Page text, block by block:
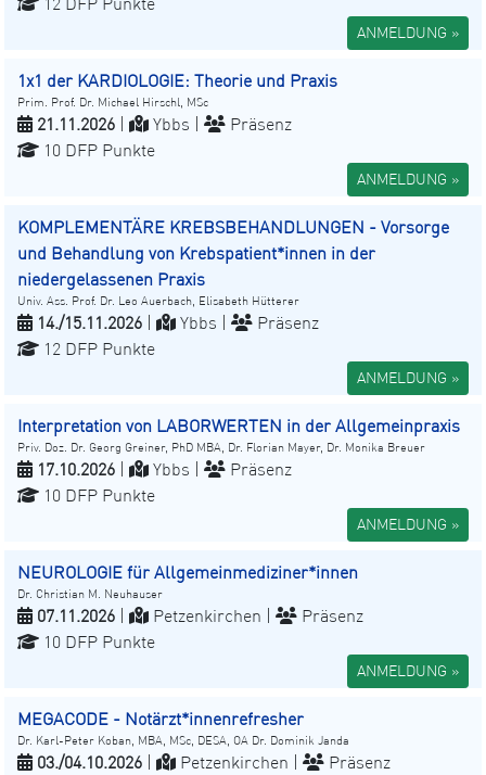
ANMELDUNG »
1x1 der KARDIOLOGIE: Theorie und Praxis
Prim. Prof. Dr. Michael Hirschl, MSc
21.11.2026 Ybbs |
Präsenz
10 DFP Punkte
ANMELDUNG »
KOMPLEMENTÄRE KREBSBEHANDLUNGEN - Vorsorge
und Behandlung von Krebspatient*innen in der
niedergelassenen Praxis
Univ. Ass. Prof. Dr. Leo Auerbach, Elisabeth Hütterer
14./15.11.2026 Ybbs |
Präsenz
12 DFP Punkte
ANMELDUNG »
Interpretation von LABORWERTEN in der Allgemeinpraxis
Priv. Doz. Dr. Georg Greiner, PhD MBA, Dr. Florian Mayer, Dr. Monika Breuer
17.10.2026 Ybbs |
Präsenz
10 DFP Punkte
ANMELDUNG »
NEUROLOGIE für Allgemeinmediziner*innen
Dr. Christian M. Neuhauser
07.11.2026 Petzenkirchen |
Präsenz
10 DFP Punkte
ANMELDUNG »
MEGACODE - Notärzt*innenrefresher
Dr. Karl-Peter Koban, MBA, MSc, DESA, OA Dr. Dominik Janda
03./04.10.2026 Petzenkirchen | Präsenz